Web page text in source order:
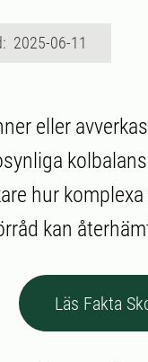
2025-06-11
eller
hur
kan
Läs Fakta